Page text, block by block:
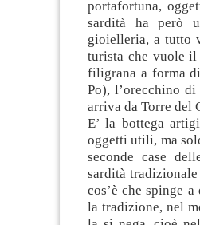
portafortuna,
sardità ha però
gioielleria, a tutto
turista che vuole
filigrana a forma
Po), l’orecchino
arriva da Torre del
E’ la bottega
oggetti utili, ma
seconde case
sardità
cos’è che spinge
la tradizione, nel